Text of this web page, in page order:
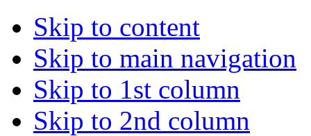
Skip to content
Skip to main navigation
Skip to 1st column
Skip to 2nd column